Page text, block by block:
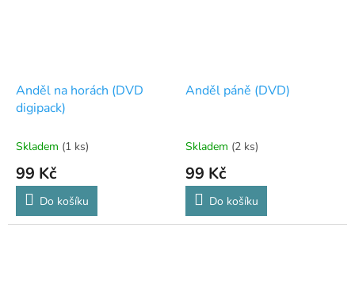
Anděl na horách (DVD
digipack)
Skladem (1 ks)
99 Kč
Do košíku
Anděl páně (DVD)
Skladem (2 ks)
99 Kč
Do košíku